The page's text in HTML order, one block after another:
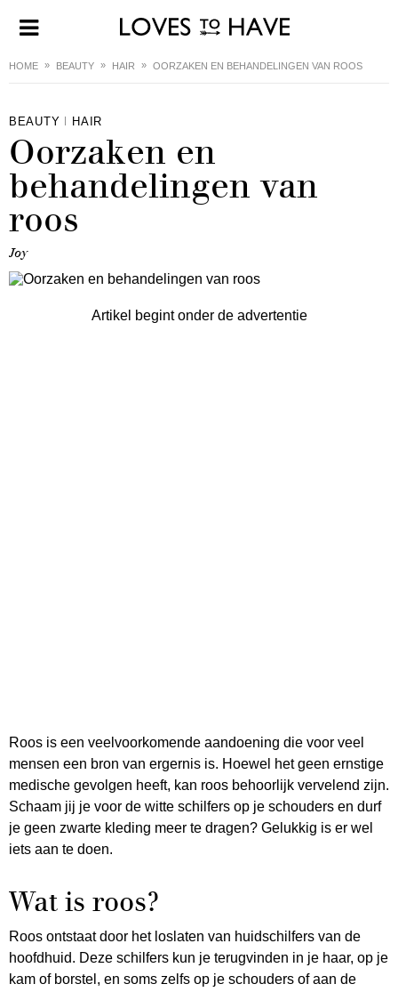
HOME BEAUTY HAIR OORZAKEN EN BEHANDELINGEN VAN ROOS
BEAUTY HAIR
Oorzaken en
behandelingen van
roos
Joy
Artikel begint onder de advertentie
Roos is een veelvoorkomende aandoening die voor veel
mensen een bron van ergernis is. Hoewel het geen ernstige
medische gevolgen heeft, kan roos behoorlijk vervelend zijn.
Schaam jij je voor de witte schilfers op je schouders en durf
je geen zwarte kleding meer te dragen? Gelukkig is er wel
iets aan te doen.
Wat is roos?
Roos ontstaat door het loslaten van huidschilfers van de
hoofdhuid. Deze schilfers kun je terugvinden in je haar, op je
kam of borstel, en soms zelfs op je schouders of aan de